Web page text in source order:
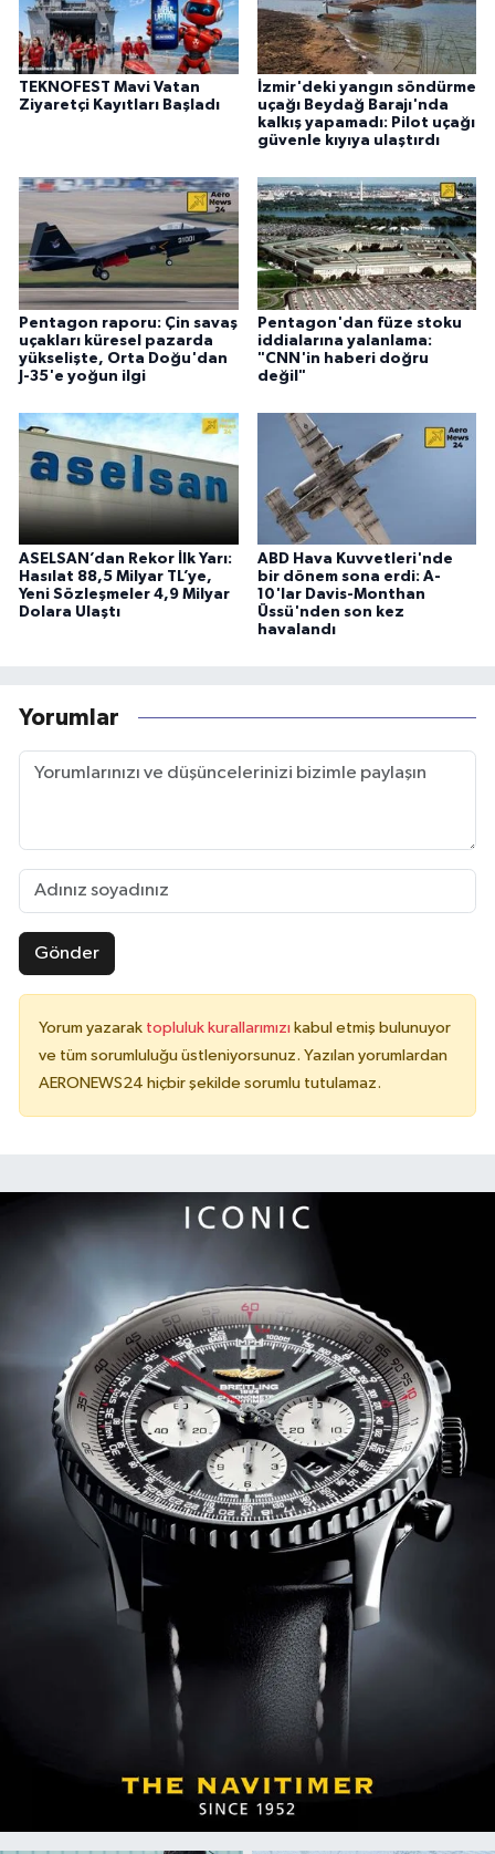
TEKNOFEST Mavi Vatan
Ziyaretçi Kayıtları Başladı
İzmir'deki yangın söndürme
uçağı Beydağ Barajı'nda
kalkış yapamadı: Pilot uçağı
güvenle kıyıya ulaştırdı
Pentagon raporu: Çin savaş
uçakları küresel pazarda
yükselişte, Orta Doğu'dan
J-35'e yoğun ilgi
Pentagon'dan füze stoku
iddialarına yalanlama:
"CNN'in haberi doğru
değil"
ASELSAN’dan Rekor İlk Yarı:
Hasılat 88,5 Milyar TL’ye,
Yeni Sözleşmeler 4,9 Milyar
Dolara Ulaştı
ABD Hava Kuvvetleri'nde
bir dönem sona erdi: A-
10'lar Davis-Monthan
Üssü'nden son kez
havalandı
Yorumlar
Gönder
Yorum yazarak topluluk kurallarımızı kabul etmiş bulunuyor
ve tüm sorumluluğu üstleniyorsunuz. Yazılan yorumlardan
AERONEWS24 hiçbir şekilde sorumlu tutulamaz.